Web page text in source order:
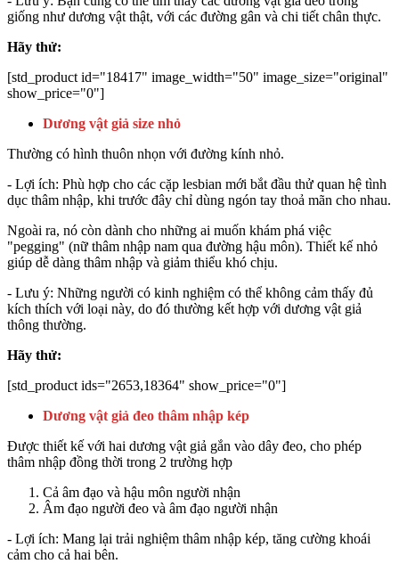
giống như dương vật thật, với các đường gân và chi tiết chân thực.
Hãy thử:
[std_product id="18417" image_width="50" image_size="original"
show_price="0"]
Dương vật giả size nhỏ
Thường có hình thuôn nhọn với đường kính nhỏ.
- Lợi ích: Phù hợp cho các cặp lesbian mới bắt đầu thử quan hệ tình
dục thâm nhập, khi trước đây chỉ dùng ngón tay thoả mãn cho nhau.
Ngoài ra, nó còn dành cho những ai muốn khám phá việc
"pegging" (nữ thâm nhập nam qua đường hậu môn). Thiết kế nhỏ
giúp dễ dàng thâm nhập và giảm thiểu khó chịu.
- Lưu ý: Những người có kinh nghiệm có thể không cảm thấy đủ
kích thích với loại này, do đó thường kết hợp với dương vật giả
thông thường.
Hãy thử:
[std_product ids="2653,18364" show_price="0"]
Dương vật giả đeo thâm nhập kép
Được thiết kế với hai dương vật giả gắn vào dây đeo, cho phép
thâm nhập đồng thời trong 2 trường hợp
Cả âm đạo và hậu môn người nhận
Âm đạo người đeo và âm đạo người nhận
- Lợi ích: Mang lại trải nghiệm thâm nhập kép, tăng cường khoái
cảm cho cả hai bên.